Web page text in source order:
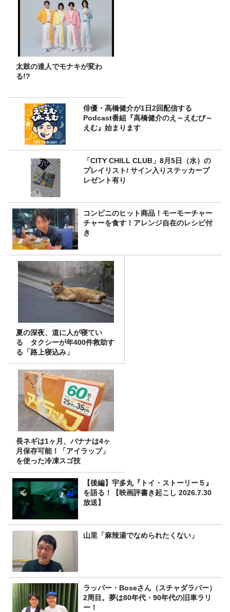
太鼓の達人でモナキが変わ
る!?
俳優・高橋健介が1日2回配信する
Podcast番組『高橋健介のえ～えむぴ～
えむ』始まります
「CITY CHILL CLUB」8月5日（水）の
プレイリスト/ サイン入りステッカープ
レゼント有り
コンビニのヒット商品！モーモーチャー
チャーを食す！アレンジ自在のレシピ付
き
夏の深夜、道に人が寝てい
る タクシーが年400件救助す
る「路上寝込み」
長ネギは1ヶ月、バナナは4ヶ
月保存可能！「アイラップ」
を使った冷凍スゴ技
【後編】宇多丸『トイ・ストーリー５』
を語る！【映画評書き起こし 2026.7.30
放送】
山里「麻辣湯でなめられたくない」
ラッパー・Boseさん（スチャダラパー）
2周目。夢は80年代・90年代の旧車ラリ
ー！